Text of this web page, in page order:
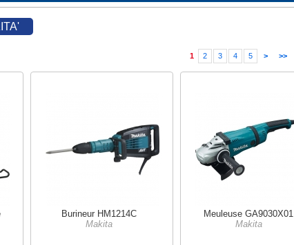
1 2 3 4 5 > >>
Burineur HM1214C
Makita
Meuleuse GA9030X01
Makita